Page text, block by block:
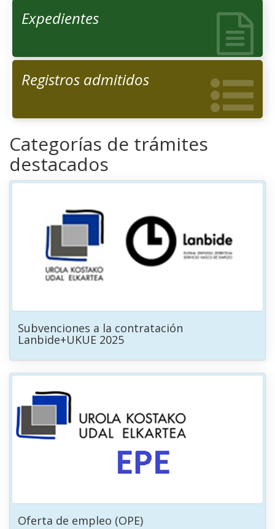
Expedientes
Registros admitidos
Categorías de trámites
destacados
Subvenciones a la contratación
Lanbide+UKUE 2025
Oferta de empleo (OPE)